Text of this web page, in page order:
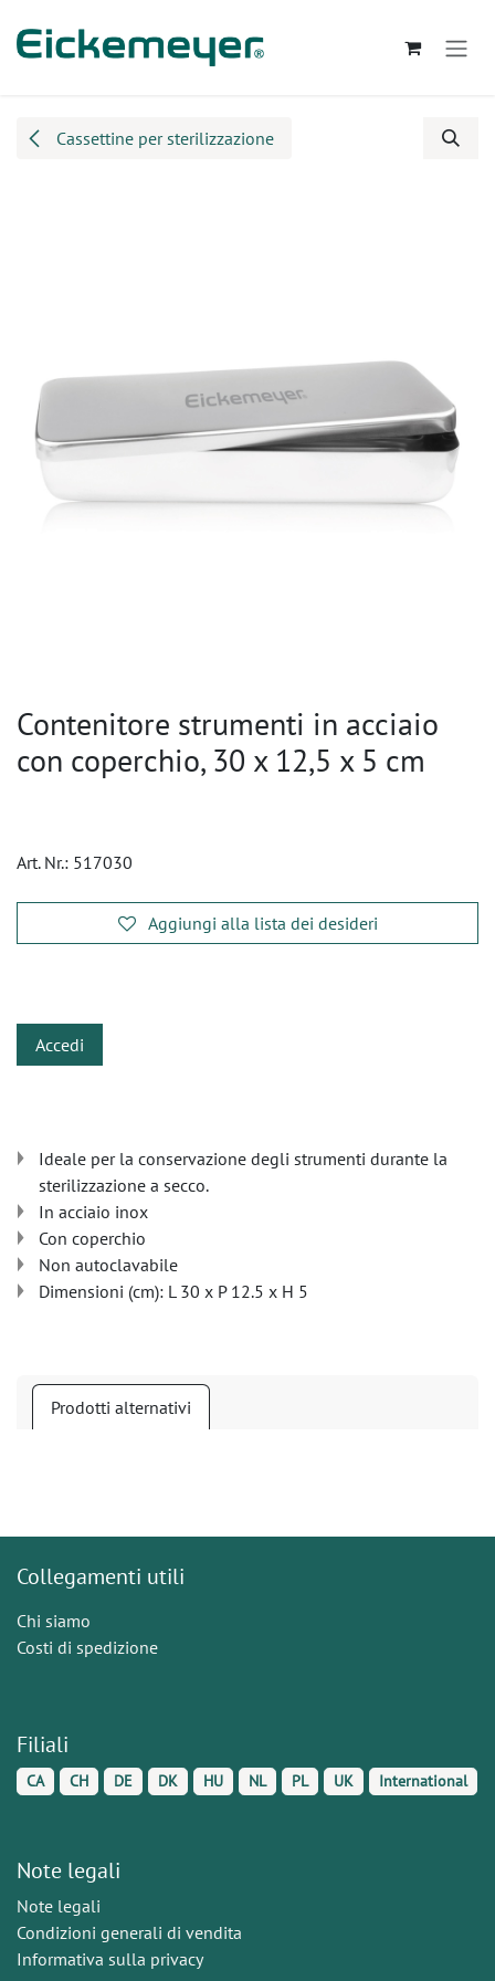
Cassettine per sterilizzazione
Contenitore strumenti in acciaio
con coperchio, 30 x 12,5 x 5 cm
Art. Nr.: 517030
Aggiungi alla lista dei desideri
Accedi
Ideale per la conservazione degli strumenti durante la
sterilizzazione a secco.
In acciaio inox
Con coperchio
Non autoclavabile
Dimensioni (cm): L 30 x P 12.5 x H 5
Prodotti alternativi
Collegamenti utili
Chi siamo
Costi di spedizione
Filiali
CA CH DE DK HU NL PL UK International
Note legali
Note legali
Condizioni generali di vendita
Informativa sulla privacy